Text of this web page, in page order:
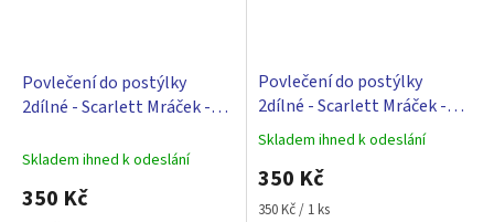
Povlečení do postýlky
2dílné - Scarlett Mráček -
Skladem ihned k odeslání
350 Kč
Povlečení do postýlky
2dílné - Scarlett Mráček -
modrá 90 x 120 cm
Průměrné
hodnocení
produktu
je
Skladem ihned k odeslání
350 Kč
Měrná
350 Kč / 1 ks